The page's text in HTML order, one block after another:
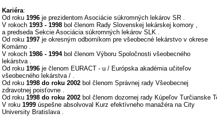
Kariéra:
Od roku 1996 je prezidentom Asociácie súkromných lekárov SR .
V rokoch 1993 - 1998 bol členom Rady Slovenskej lekárskej komory ,
a predseda Sekcie Asociácia súkromných lekárov SLK .
Od roku 1997 je okresným odborníkom pre všeobecné lekárstvo v okrese
Komárno .
V rokoch 1986 - 1994bol členom Výboru Spoločnosti všeobecného
lekárstva .
Od roku 1996 je členom EURACT - u / Európska akadémia učiteľov
všeobecného lekárstva / .
Od roku 1998 do roku 2002 bol členom Správnej rady Všeobecnej
zdravotnej poisťovne .
Od roku 1998 do roku 2002 bol členom dozornej rady Kúpeľov Turčianske
V roku 1999 úspešne absolvoval Kurz efektívneho manažéra na City
University Bratislava .